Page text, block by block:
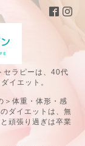
セラピーは、40代
イエット。
＞体重・体形・感
ダイエットは、無
頑張り過ぎは卒業